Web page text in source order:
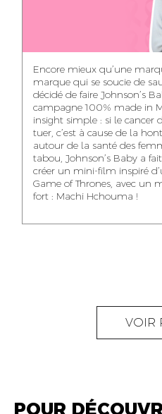
AYOUB
MOTION
KARIM OUNZAR
AUDIOVISUAL
CONTENT CREATOR
ZAKARIA
TRAFFIC
GHITA SFINY
OUMAIMA
Encore mieux qu’une
marque qui se soucie de
décidé de faire Johnson’s
campagne 100% made in
insight simple : si le cancer
tuer, c’est à cause de la
autour de la santé des
tabou, Johnson’s Baby a
créer un mini-film inspiré
Game of Thrones, avec un
fort : Machi Hchouma !
VOIR
POUR